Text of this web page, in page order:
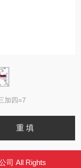
加四=7
司 All Rights